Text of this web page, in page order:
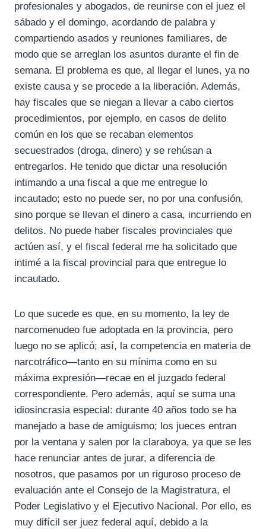
profesionales y abogados, de reunirse con el juez el
sábado y el domingo, acordando de palabra y
compartiendo asados y reuniones familiares, de
modo que se arreglan los asuntos durante el fin de
semana. El problema es que, al llegar el lunes, ya no
existe causa y se procede a la liberación. Además,
hay fiscales que se niegan a llevar a cabo ciertos
procedimientos, por ejemplo, en casos de delito
común en los que se recaban elementos
secuestrados (droga, dinero) y se rehúsan a
entregarlos. He tenido que dictar una resolución
intimando a una fiscal a que me entregue lo
incautado; esto no puede ser, no por una confusión,
sino porque se llevan el dinero a casa, incurriendo en
delitos. No puede haber fiscales provinciales que
actúen así, y el fiscal federal me ha solicitado que
intimé a la fiscal provincial para que entregue lo
incautado.
Lo que sucede es que, en su momento, la ley de
narcomenudeo fue adoptada en la provincia, pero
luego no se aplicó; así, la competencia en materia de
narcotráfico—tanto en su mínima como en su
máxima expresión—recae en el juzgado federal
correspondiente. Pero además, aquí se suma una
idiosincrasia especial: durante 40 años todo se ha
manejado a base de amiguismo; los jueces entran
por la ventana y salen por la claraboya, ya que se les
hace renunciar antes de jurar, a diferencia de
nosotros, que pasamos por un riguroso proceso de
evaluación ante el Consejo de la Magistratura, el
Poder Legislativo y el Ejecutivo Nacional. Por ello, es
muy difícil ser juez federal aquí, debido a la